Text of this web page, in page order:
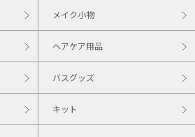
メイク小物
ヘアケア用品
バスグッズ
キット